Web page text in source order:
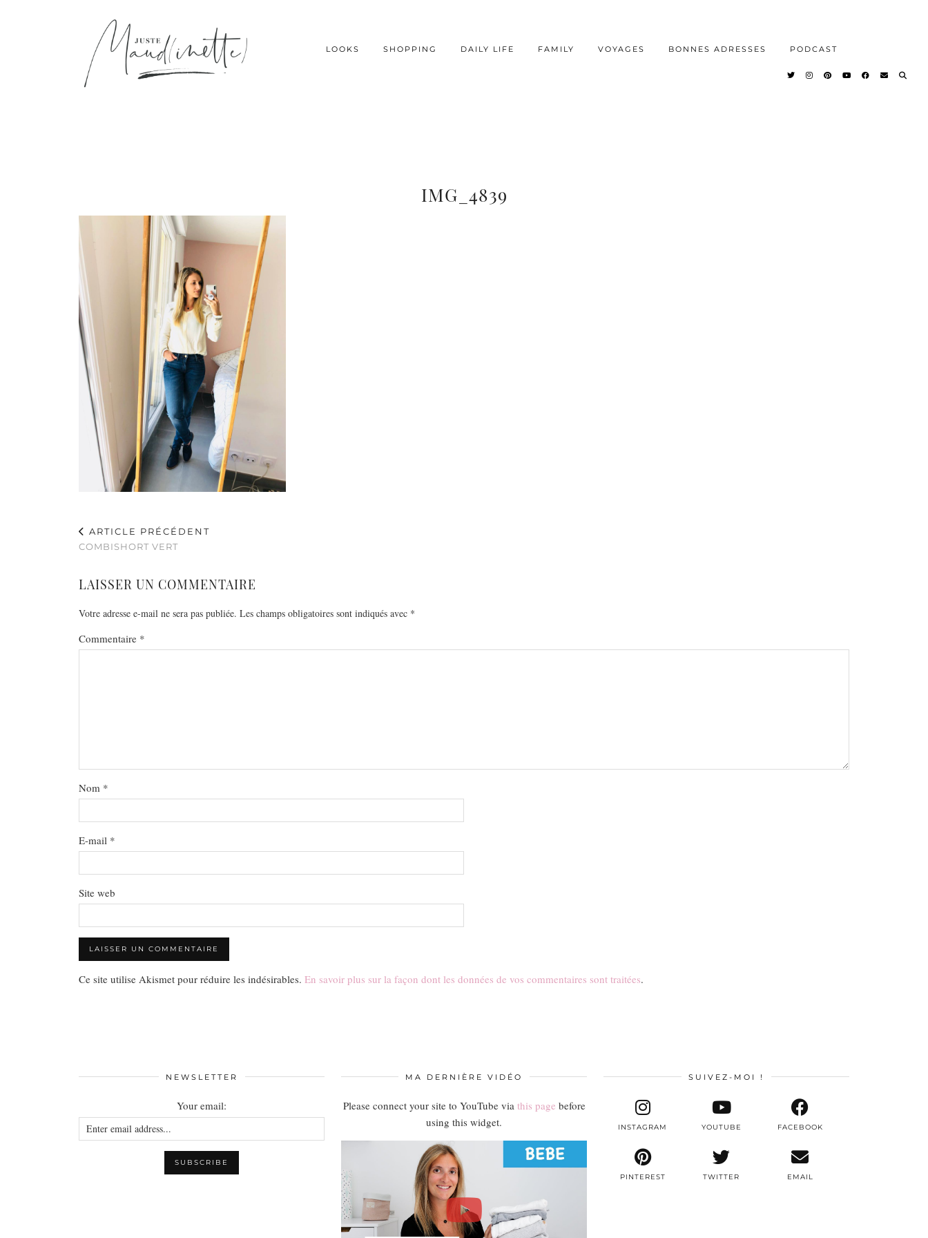
LOOKS SHOPPING DAILY LIFE FAMILY VOYAGES BONNES ADRESSES PODCAST
IMG_4839
ARTICLE PRÉCÉDENT
COMBISHORT VERT
LAISSER UN COMMENTAIRE
Votre adresse e-mail ne sera pas publiée. Les champs obligatoires sont indiqués avec *
Commentaire *
Nom *
E-mail *
Site web
Ce site utilise Akismet pour réduire les indésirables. En savoir plus sur la façon dont les données de vos commentaires sont traitées.
NEWSLETTER
Your email:
MA DERNIÈRE VIDÉO
Please connect your site to YouTube via this page before
using this widget.
SUIVEZ-MOI !
TWITTER
INSTAGRAM FACEBOOK
PINTEREST
YOUTUBE
EMAIL